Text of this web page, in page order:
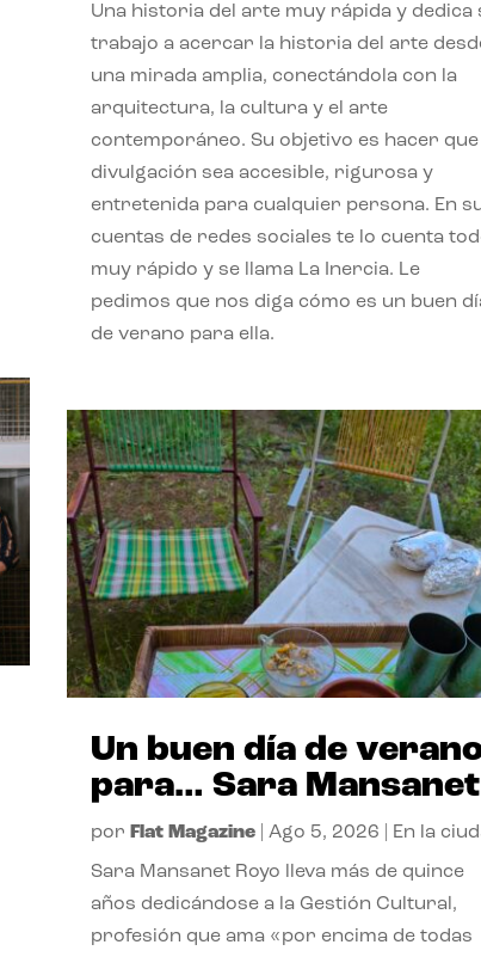
Una historia del arte muy rápida y dedica
trabajo a acercar la historia del arte
una mirada amplia, conectándola con la
arquitectura, la cultura y el arte
contemporáneo. Su objetivo es hacer que
divulgación sea accesible, rigurosa y
entretenida para cualquier persona. En
cuentas de redes sociales te lo cuenta
muy rápido y se llama La Inercia. Le
pedimos que nos diga cómo es un buen
de verano para ella.
Un buen día de
para… Sara Mansanet
por Flat Magazine| Ago 5, 2026 En la
Sara Mansanet Royo lleva más de quince
años dedicándose a la Gestión Cultural,
profesión que ama «por encima de todas